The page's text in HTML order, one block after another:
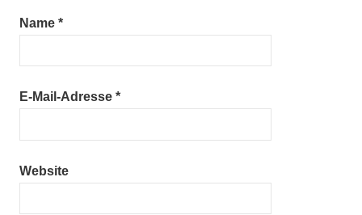
Name *
E-Mail-Adresse *
Website